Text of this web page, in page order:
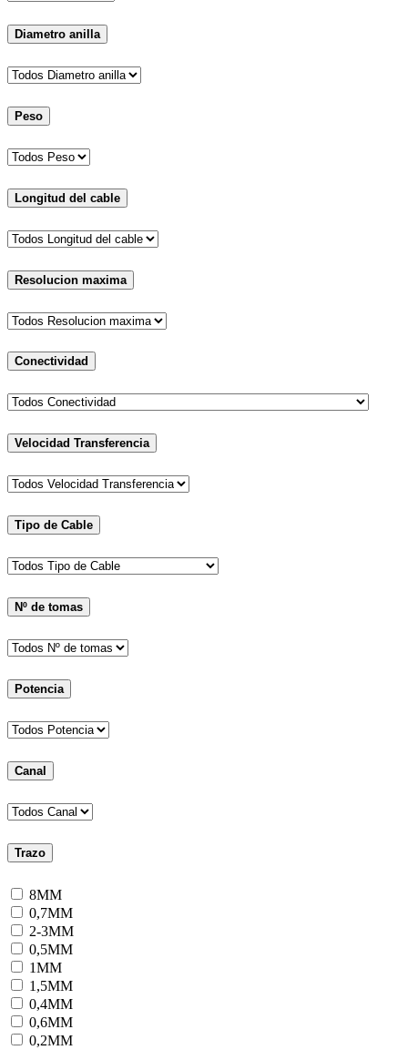
Diametro anilla
Peso
Longitud del cable
Resolucion maxima
Conectividad
Velocidad Transferencia
Tipo de Cable
Nº de tomas
Potencia
Canal
Trazo
8MM
0,7MM
2-3MM
0,5MM
1MM
1,5MM
0,4MM
0,6MM
0,2MM